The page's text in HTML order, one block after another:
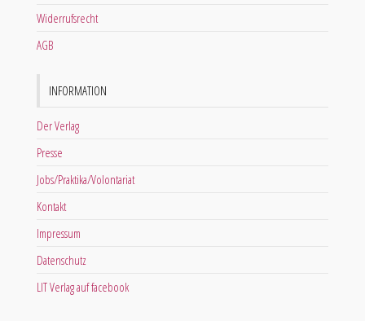
Widerrufsrecht
AGB
INFORMATION
Der Verlag
Presse
Jobs/Praktika/Volontariat
Kontakt
Impressum
Datenschutz
LIT Verlag auf facebook